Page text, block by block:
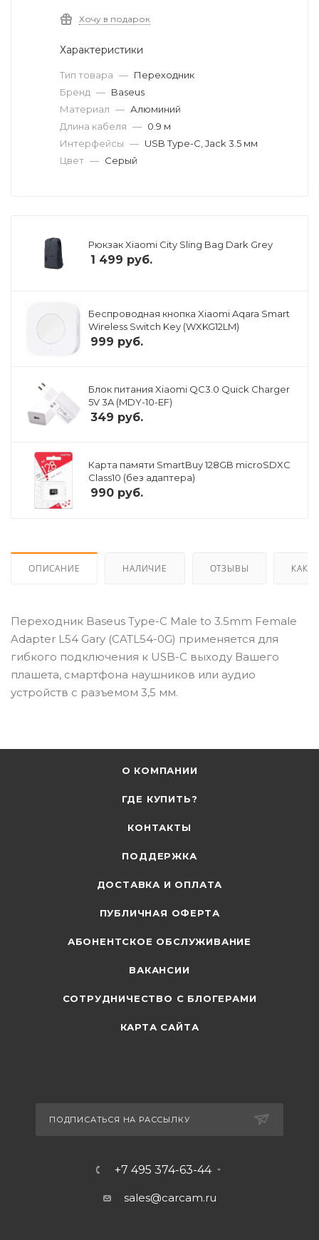
Хочу в подарок
Характеристики
Тип товара — Переходник
Бренд — Baseus
Материал — Алюминий
Длина кабеля — 0.9 м
Интерфейсы — USB Type-C, Jack 3.5 мм
Цвет — Серый
Рюкзак Xiaomi City Sling Bag Dark Grey
1 499 руб.
Беспроводная кнопка Xiaomi Aqara Smart
Wireless Switch Key (WXKG12LM)
999 руб.
Блок питания Xiaomi QC3.0 Quick Charger
5V 3A (MDY-10-EF)
349 руб.
Карта памяти SmartBuy 128GB microSDXC
Class10 (без адаптера)
990 руб.
ОПИСАНИЕ НАЛИЧИЕ ОТЗЫВЫ КАК
Переходник Baseus Type-C Male to 3.5mm Female
Adapter L54 Gary (CATL54-0G) применяется для
гибкого подключения к USB-C выходу Вашего
плашета, смартфона наушников или аудио
устройств с разъемом 3,5 мм.
О КОМПАНИИ
ГДЕ КУПИТЬ?
КОНТАКТЫ
ПОДДЕРЖКА
ДОСТАВКА И ОПЛАТА
ПУБЛИЧНАЯ ОФЕРТА
АБОНЕНТСКОЕ ОБСЛУЖИВАНИЕ
ВАКАНСИИ
СОТРУДНИЧЕСТВО С БЛОГЕРАМИ
КАРТА САЙТА
ПОДПИСАТЬСЯ НА РАССЫЛКУ
+7 495 374-63-44
sales@carcam.ru